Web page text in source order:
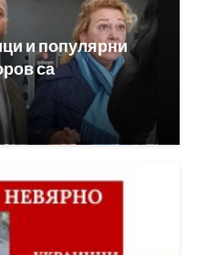
и популярни
са